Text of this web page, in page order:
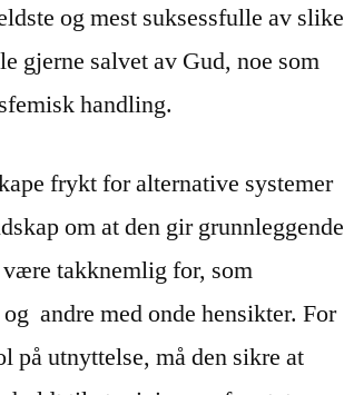
og mest suksessfulle av slike
gjerne salvet av Gud, noe som
handling.
frykt for alternative systemer
om at den gir grunnleggende
takknemlig for, som
andre med onde hensikter. For
på utnyttelse, må den sikre at